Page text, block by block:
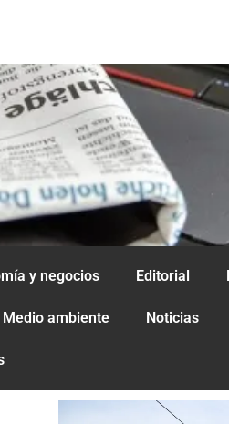
y negocios Editorial
Medio ambiente Noticias